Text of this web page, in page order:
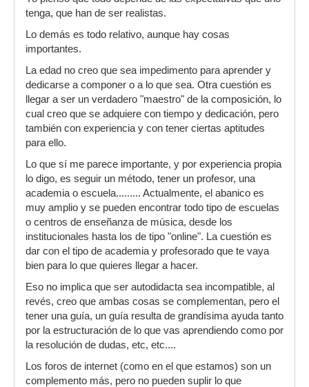
tenga, que han de ser realistas.
Lo demás es todo relativo, aunque hay cosas
importantes.
La edad no creo que sea impedimento para aprender y
dedicarse a componer o a lo que sea. Otra cuestión es
llegar a ser un verdadero "maestro" de la composición, lo
cual creo que se adquiere con tiempo y dedicación, pero
también con experiencia y con tener ciertas aptitudes
para ello.
Lo que sí me parece importante, y por experiencia propia
lo digo, es seguir un método, tener un profesor, una
academia o escuela......... Actualmente, el abanico es
muy amplio y se pueden encontrar todo tipo de escuelas
o centros de enseñanza de música, desde los
institucionales hasta los de tipo "online". La cuestión es
dar con el tipo de academia y profesorado que te vaya
bien para lo que quieres llegar a hacer.
Eso no implica que ser autodidacta sea incompatible, al
revés, creo que ambas cosas se complementan, pero el
tener una guía, un guía resulta de grandísima ayuda tanto
por la estructuración de lo que vas aprendiendo como por
la resolución de dudas, etc, etc....
Los foros de internet (como en el que estamos) son un
complemento más, pero no pueden suplir lo que